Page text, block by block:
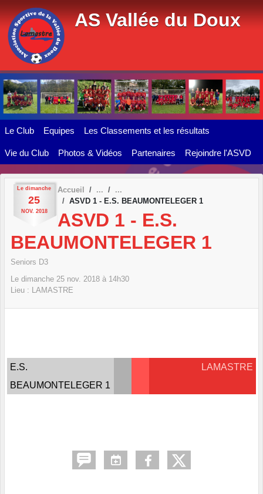
AS Vallée du Doux
Le Club Equipes Les Classements et les résultats
Vie du Club Photos & Vidéos Partenaires Rejoindre l'ASVD
Le dimanche
25
NOV. 2018
Accueil
ASVD 1 - E.S. BEAUMONTELEGER 1
ASVD 1 - E.S.
BEAUMONTELEGER 1
Seniors D3
Le dimanche 25 nov. 2018 à 14h30
Lieu : LAMASTRE
E.S.
BEAUMONTELEGER 1
LAMASTRE
Panneau de gestion des cookies